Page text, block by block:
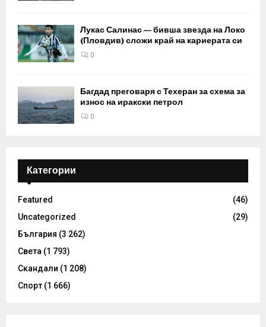
Лукас Салинас — бивша звезда на Локо
(Пловдив) сложи край на кариерата си
0
Багдад преговаря с Техеран за схема за
износ на иракски петрол
0
Категории
Featured
(46)
Uncategorized
(29)
България (3 262)
Света (1 793)
Скандали (1 208)
Спорт (1 666)